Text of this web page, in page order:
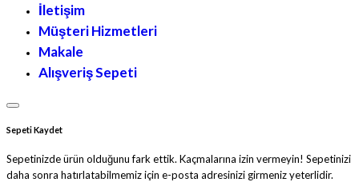
İletişim
Müşteri Hizmetleri
Makale
Alışveriş Sepeti
Sepeti Kaydet
Sepetinizde ürün olduğunu fark ettik. Kaçmalarına izin vermeyin! Sepetinizi
daha sonra hatırlatabilmemiz için e-posta adresinizi girmeniz yeterlidir.